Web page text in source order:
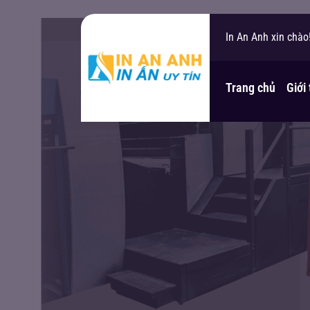
In An Anh xin chào!
Bạn cần hỗ trợ?
Trang chủ Giới